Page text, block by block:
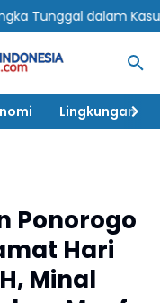
dalam Kasus
Lingkungan
Ponorogo
Hari
Minal